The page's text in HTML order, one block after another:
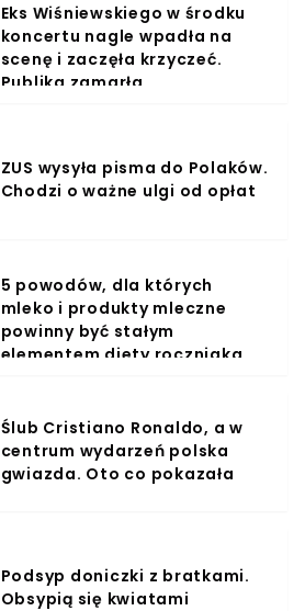
Eks Wiśniewskiego w środku
koncertu nagle wpadła na
scenę i zaczęła krzyczeć.
Publika zamarła
ZUS wysyła pisma do Polaków.
Chodzi o ważne ulgi od opłat
5 powodów, dla których
mleko i produkty mleczne
powinny być stałym
elementem diety roczniaka
Ślub Cristiano Ronaldo, a w
centrum wydarzeń polska
gwiazda. Oto co pokazała
Podsyp doniczki z bratkami.
Obsypią się kwiatami